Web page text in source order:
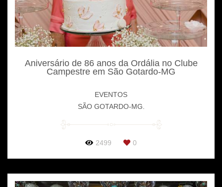
Aniversário de 86 anos da Ordália no Clube
Campestre em São Gotardo-MG
EVENTOS
SÃO GOTARDO-MG.
2499 0